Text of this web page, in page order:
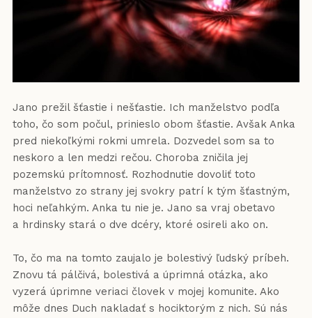
Jano prežil šťastie i nešťastie. Ich manželstvo podľa
toho, čo som počul, prinieslo obom šťastie. Avšak Anka
pred niekoľkými rokmi umrela. Dozvedel som sa to
neskoro a len medzi rečou. Choroba zničila jej
pozemskú prítomnosť. Rozhodnutie dovoliť toto
manželstvo zo strany jej svokry patrí k tým šťastným,
hoci neľahkým. Anka tu nie je. Jano sa vraj obetavo
a hrdinsky stará o dve dcéry, ktoré osireli ako on.
To, čo ma na tomto zaujalo je bolestivý ľudský príbeh.
Znovu tá pálčivá, bolestivá a úprimná otázka, ako
vyzerá úprimne veriaci človek v mojej komunite. Ako
môže dnes Duch nakladať s hociktorým z nich. Sú nás